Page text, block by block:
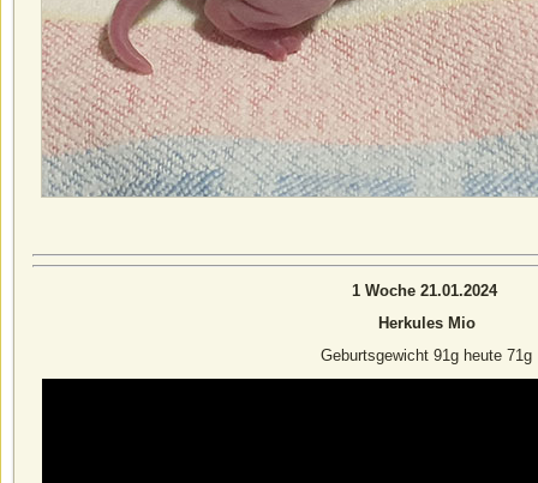
1 Woche 21.01.2024
Herkules Mio
Geburtsgewicht 91g heute 71g